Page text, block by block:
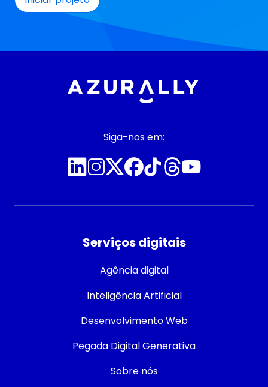
Siga-nos em:
Serviços digitais
Agência digital
Inteligência Artificial
Desenvolvimento Web
Pegada Digital Generativa
Sobre nós